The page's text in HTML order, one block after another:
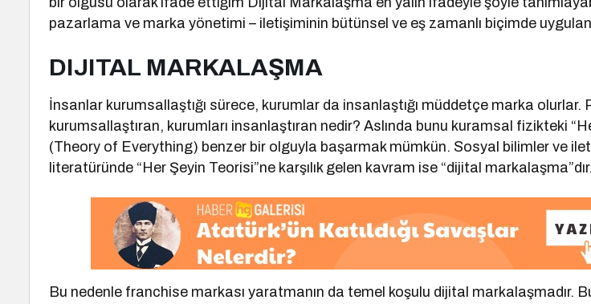
pazarlama ve marka yönetimi – iletişiminin bütünsel ve eş zamanlı biçimde
DIJITAL MARKALAŞMA
İnsanlar kurumsallaştığı sürece, kurumlar da insanlaştığı müddetçe marka olurlar.
kurumsallaştıran, kurumları insanlaştıran nedir? Aslında bunu kuramsal fizikteki
(Theory of Everything) benzer bir olguyla başarmak mümkün. Sosyal bilimler ve
literatüründe “Her Şeyin Teorisi”ne karşılık gelen kavram ise “dijital markalaşma”dır.
Bu nedenle franchise markası yaratmanın da temel koşulu dijital markalaşmadır.